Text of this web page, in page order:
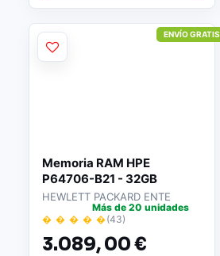
Memoria RAM HPE
P64706-B21 - 32GB
(1x32GB) DDR5 | Diseñada
para servidores | Alto
rendimiento y fiabilidad |
Compatible con sistemas
HEWLETT PACKARD ENTE
� � � � �(43)
3.089,00 €
Más de 20 unidades
ENVÍO GRATIS